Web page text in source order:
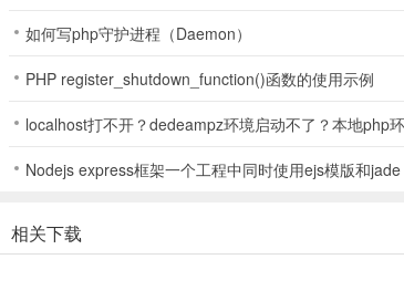
三环套日（猛系）：连续攻击目标三次，之后进入眩晕
命悬一线（巧系）：攻击目标后，给自己附加龟息状态
分身化影（普系）：召唤一个拥有本体一半属性的分身，
1、职业名称：战士
如何写php守护进程（Daemon）
PHP register_shutdown_function()函数的使用示例
localhost打不开？dedeampz环境启动不了？本地php
Nodejs express框架一个工程中同时使用ejs模版和jade
相关下载